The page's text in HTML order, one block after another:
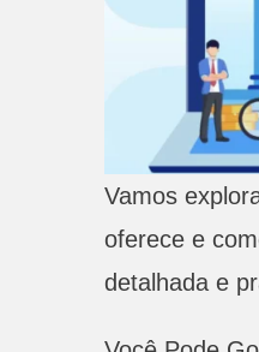
Vamos
oferece e
detalhada e